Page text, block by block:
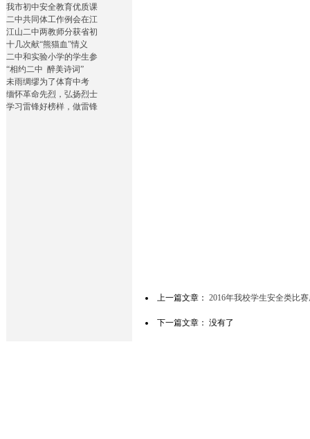
我市初中安全教育优质课
二中共同体工作例会在江
江山二中两教师分获省初
十几次献“熊猫血”情义
二中和实验小学的学生参
“相约二中 醉美诗词”
未雨绸缪为了体育中考
缅怀革命先烈，弘扬烈士
学习雷锋好榜样，做雷锋
上一篇文章： 2016年我校学生安全类比
下一篇文章： 没有了